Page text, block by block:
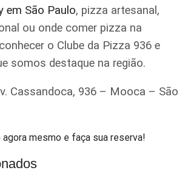
em São Paulo, pizza artesanal,
ou onde comer pizza na
o Clube da Pizza 936 e
somos destaque na região.
Cassandoca, 936 – Mooca – São
mesmo e faça sua reserva!